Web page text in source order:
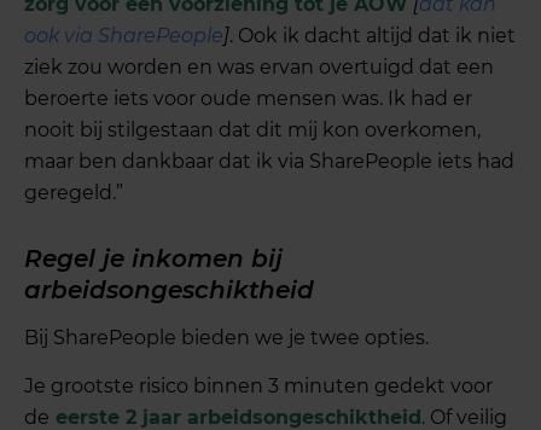
ook via SharePeople]. Ook ik dacht altijd dat ik niet
ziek zou worden en was ervan overtuigd dat een
beroerte iets voor oude mensen was. Ik had er
nooit bij stilgestaan dat dit mij kon overkomen,
maar ben dankbaar dat ik via SharePeople iets had
geregeld.”
Regel je inkomen bij
arbeidsongeschiktheid
Bij SharePeople bieden we je twee opties.
Je grootste risico binnen 3 minuten gedekt voor
de eerste 2 jaar arbeidsongeschiktheid. Of veilig